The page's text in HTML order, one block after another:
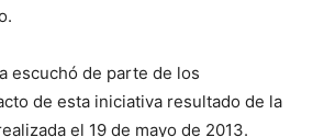
escuchó de parte de los
de esta iniciativa resultado de la
el 19 de mayo de 2013.